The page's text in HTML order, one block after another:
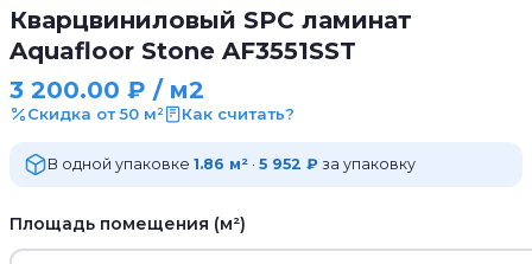
Кварцвиниловый SPC ламинат
Aquafloor Stone AF3551SST
3 200.00 ₽ / м2
Скидка от 50 м² Как считать?
В одной упаковке 1.86 м² · 5 952 ₽ за упаковку
Площадь помещения (м²)